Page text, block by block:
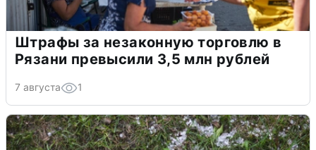
Штрафы за незаконную торговлю в
Рязани превысили 3,5 млн рублей
7 августа 1